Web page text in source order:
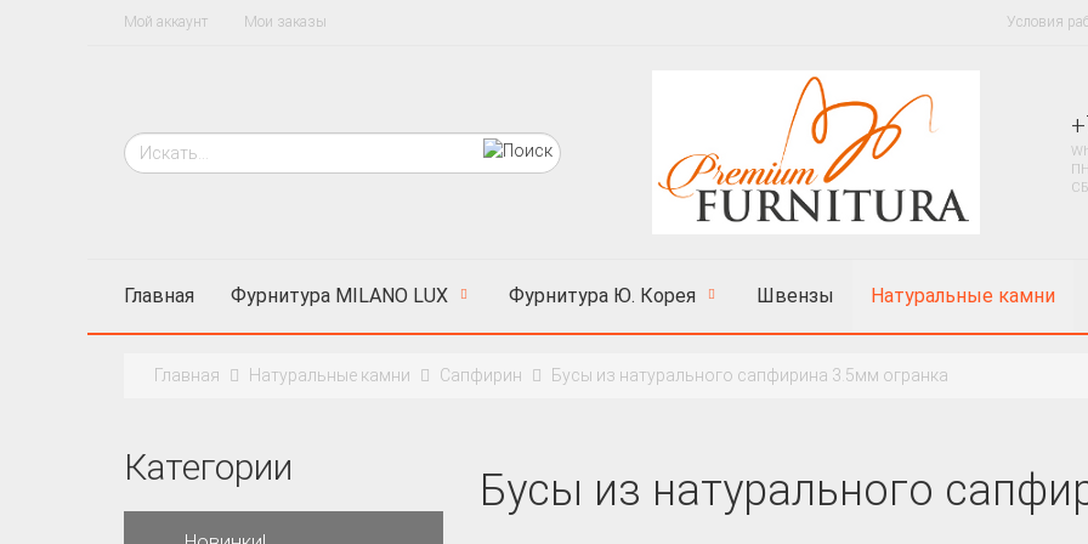
Мой аккаунт Мои заказы Условия
Главная Фурнитура MILANO LUX Фурнитура Ю. Корея Швензы Натуральные камни
Главная Натуральные камни Сапфирин Бусы из натурального сапфирина 3.5мм огранка
Бусы из натурального
Категории